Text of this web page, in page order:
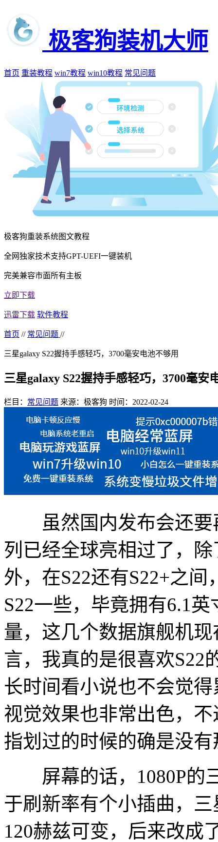
极客狗装机大师
首页 重装教程 win7教程 win10教程 常见问题
极客狗重装系统图文教程
全网独家技术支持GPT-UEFI一键装机
完美兼容市面所有主板
立即下载
迅雷下载 软件教程
首页 // 常见问题 //
三星galaxy S22握持手感轻巧，3700毫安电池不够用
三星galaxy S22握持手感轻巧，3700毫安
栏目： 常见问题 来源：极客狗 时间：2022-02-24
虽然国内发布会还要
列已经全球亮相过了，
外，在S22还有S22+之
S22一些，毕竟拥有6.1
量，这几个数据旗舰机
言，我真的是很喜欢S22
长时间看小说也不会觉
视觉效果也非常出色，
指划过的时候的确是没
屏幕的话，1080P的
于刷新率有个小插曲，
120赫兹可变，后来改成